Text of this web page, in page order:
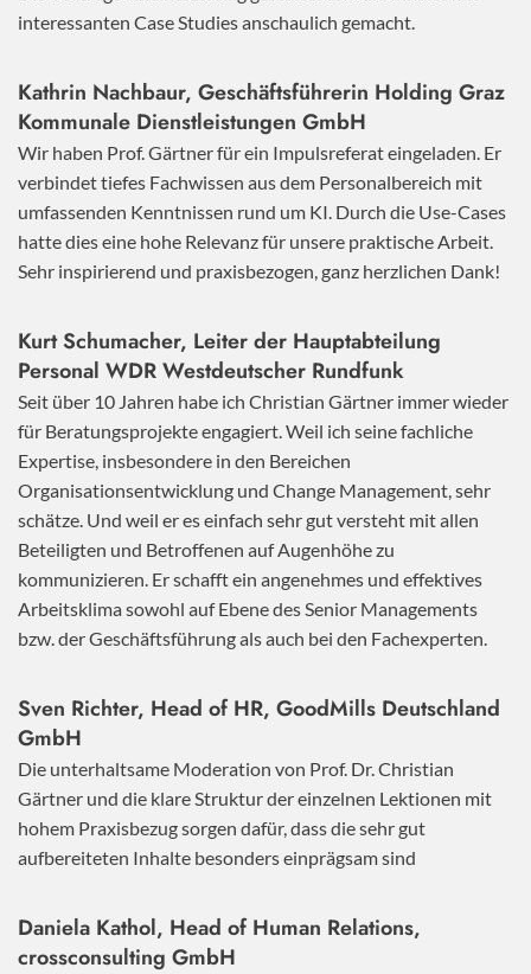
interessanten Case Studies anschaulich gemacht.
Kathrin Nachbaur, Geschäftsführerin Holding Graz
Kommunale Dienstleistungen GmbH
Wir haben Prof. Gärtner für ein Impulsreferat eingeladen. Er
verbindet tiefes Fachwissen aus dem Personalbereich mit
umfassenden Kenntnissen rund um KI. Durch die Use-Cases
hatte dies eine hohe Relevanz für unsere praktische Arbeit.
Sehr inspirierend und praxisbezogen, ganz herzlichen Dank!
Kurt Schumacher, Leiter der Hauptabteilung
Personal WDR Westdeutscher Rundfunk
Seit über 10 Jahren habe ich Christian Gärtner immer wieder
für Beratungsprojekte engagiert. Weil ich seine fachliche
Expertise, insbesondere in den Bereichen
Organisationsentwicklung und Change Management, sehr
schätze. Und weil er es einfach sehr gut versteht mit allen
Beteiligten und Betroffenen auf Augenhöhe zu
kommunizieren. Er schafft ein angenehmes und effektives
Arbeitsklima sowohl auf Ebene des Senior Managements
bzw. der Geschäftsführung als auch bei den Fachexperten.
Sven Richter, Head of HR, GoodMills Deutschland
GmbH
Die unterhaltsame Moderation von Prof. Dr. Christian
Gärtner und die klare Struktur der einzelnen Lektionen mit
hohem Praxisbezug sorgen dafür, dass die sehr gut
aufbereiteten Inhalte besonders einprägsam sind
Daniela Kathol, Head of Human Relations,
crossconsulting GmbH